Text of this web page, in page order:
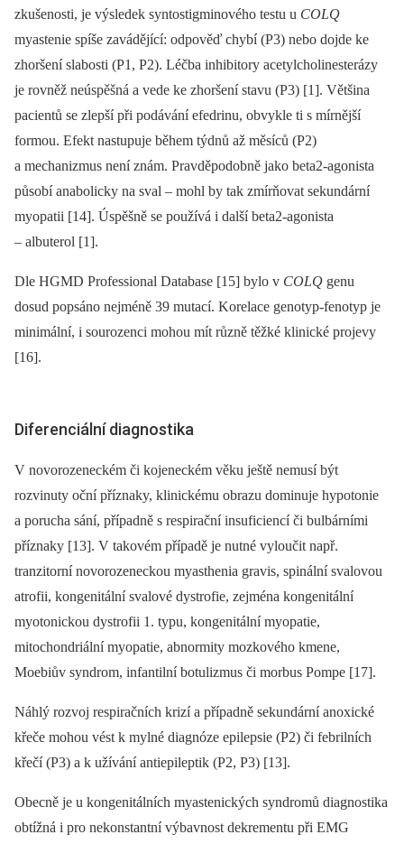
zkušenosti, je výsledek syntostigminového testu u COLQ
myastenie spíše zavádějící: odpověď chybí (P3) nebo dojde ke
zhoršení slabosti (P1, P2). Léčba inhibitory acetylcholinesterázy
je rovněž neúspěšná a vede ke zhoršení stavu (P3) [1]. Většina
pacientů se zlepší při podávání efedrinu, obvykle ti s mírnější
formou. Efekt nastupuje během týdnů až měsíců (P2)
a mechanizmus není znám. Pravděpodobně jako beta2-agonista
působí anabolicky na sval –⁠ mohl by tak zmírňovat sekundární
myopatii [14]. Úspěšně se používá i další beta2-agonista
–⁠ albuterol [1].
Dle HGMD Professional Database [15] bylo v COLQ genu
dosud popsáno nejméně 39 mutací. Korelace genotyp-fenotyp je
minimální, i sourozenci mohou mít různě těžké klinické projevy
[16].
Diferenciální diagnostika
V novorozeneckém či kojeneckém věku ještě nemusí být
rozvinuty oční příznaky, klinickému obrazu dominuje hypotonie
a porucha sání, případně s respirační insuficiencí či bulbárními
příznaky [13]. V takovém případě je nutné vyloučit např.
tranzitorní novorozeneckou myasthenia gravis, spinální svalovou
atrofii, kongenitální svalové dystrofie, zejména kongenitální
myotonickou dystrofii 1. typu, kongenitální myopatie,
mitochondriální myopatie, abnormity mozkového kmene,
Moebiův syndrom, infantilní botulizmus či morbus Pompe [17].
Náhlý rozvoj respiračních krizí a případně sekundární anoxické
křeče mohou vést k mylné diagnóze epilepsie (P2) či febrilních
křečí (P3) a k užívání antiepileptik (P2, P3) [13].
Obecně je u kongenitálních myastenických syndromů diagnostika
obtížná i pro nekonstantní výbavnost dekrementu při EMG